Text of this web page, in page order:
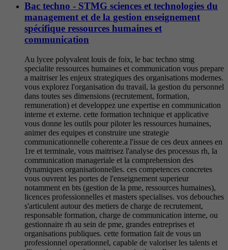
Bac techno - STMG sciences et technologies du
management et de la gestion enseignement
spécifique ressources humaines et
communication
Au lycee polyvalent louis de foix, le bac techno stmg
specialite ressources humaines et communication vous prepare
a maitriser les enjeux strategiques des organisations modernes.
vous explorez l'organisation du travail, la gestion du personnel
dans toutes ses dimensions (recrutement, formation,
remuneration) et developpez une expertise en communication
interne et externe. cette formation technique et applicative
vous donne les outils pour piloter les ressources humaines,
animer des equipes et construire une strategie
communicationnelle coherente.a l'issue de ces deux annees en
1re et terminale, vous maitrisez l'analyse des processus rh, la
communication manageriale et la comprehension des
dynamiques organisationnelles. ces competences concretes
vous ouvrent les portes de l'enseignement superieur
notamment en bts (gestion de la pme, ressources humaines),
licences professionnelles et masters specialises. vos debouches
s'articulent autour des metiers de charge de recrutement,
responsable formation, charge de communication interne, ou
gestionnaire rh au sein de pme, grandes entreprises et
organisations publiques. cette formation fait de vous un
professionnel operationnel, capable de valoriser les talents et